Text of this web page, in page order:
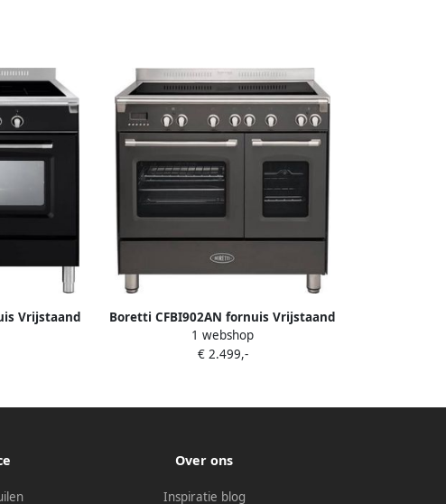
Vrijstaand
Boretti CFBI902AN fornuis Vrijstaand
fornuis Zone van inductiekookplaat
Antraciet B
1 webshop
€ 2.499,-
Over ons
Inspiratie blog